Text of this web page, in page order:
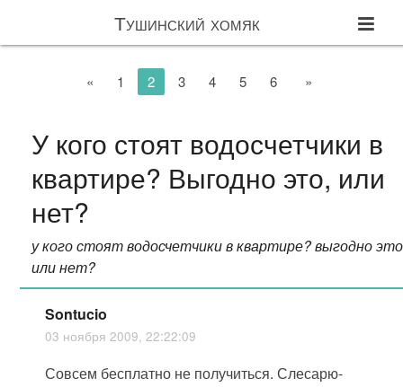
Тушинский хомяк
« 1 2 3 4 5 6 »
У кого стоят водосчетчики в
квартире? Выгодно это, или
нет?
у кого стоят водосчетчики в квартире? выгодно
или нет?
Sontucio
03 ноября 2009, 22:22:09
Совсем бесплатно не получиться. Слесарю-